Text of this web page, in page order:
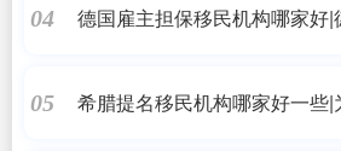
04
德国雇主担保移民机构哪家好|
05
希腊提名移民机构哪家好一些|